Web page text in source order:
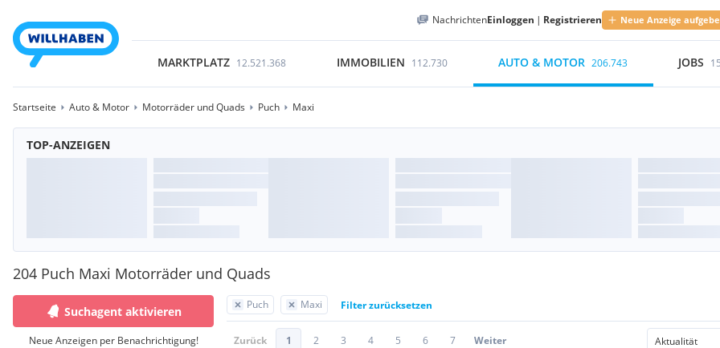
NachrichtenEinloggen | Registrieren Neue Anzeige
MARKTPLATZ 12.521.368 IMMOBILIEN 112.730 AUTO & MOTOR 206.743 JOBS
Startseite Auto & Motor Motorräder und Quads Puch Maxi
TOP-ANZEIGEN
204 Puch Maxi Motorräder und Quads
Puch Maxi Filter zurücksetzen
Zurück 1 2 3 4 5 6 7 Weiter
Suchagent aktivieren
Neue Anzeigen per Benachrichtigung!